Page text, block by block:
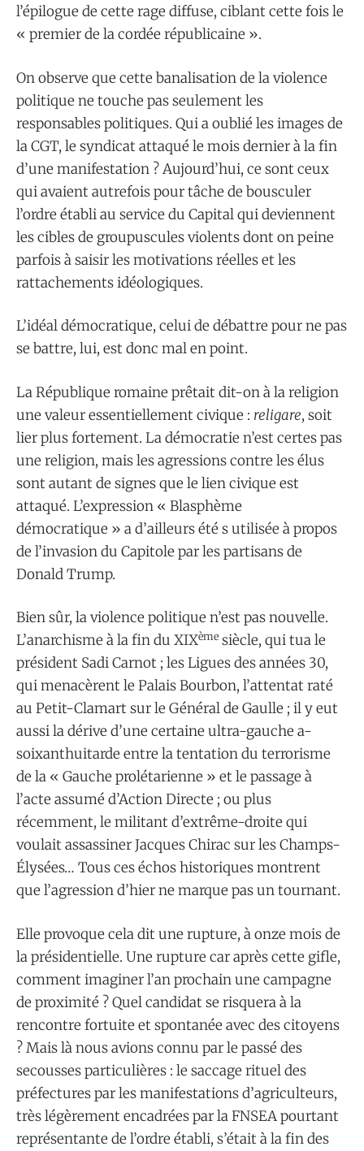
l’épilogue de cette rage diffuse, ciblant cette fois le
« premier de la cordée républicaine ».
On observe que cette banalisation de la violence
politique ne touche pas seulement les
responsables politiques. Qui a oublié les images de
la CGT, le syndicat attaqué le mois dernier à la fin
d’une manifestation ? Aujourd’hui, ce sont ceux
qui avaient autrefois pour tâche de bousculer
l’ordre établi au service du Capital qui deviennent
les cibles de groupuscules violents dont on peine
parfois à saisir les motivations réelles et les
rattachements idéologiques.
L’idéal démocratique, celui de débattre pour ne pas
se battre, lui, est donc mal en point.
La République romaine prêtait dit-on à la religion
une valeur essentiellement civique : religare, soit
lier plus fortement. La démocratie n’est certes pas
une religion, mais les agressions contre les élus
sont autant de signes que le lien civique est
attaqué. L’expression « Blasphème
démocratique » a d’ailleurs été s utilisée à propos
de l’invasion du Capitole par les partisans de
Donald Trump.
Bien sûr, la violence politique n’est pas nouvelle.
L’anarchisme à la fin du XIXème siècle, qui tua le
président Sadi Carnot ; les Ligues des années 30,
qui menacèrent le Palais Bourbon, l’attentat raté
au Petit-Clamart sur le Général de Gaulle ; il y eut
aussi la dérive d’une certaine ultra-gauche a-
soixanthuitarde entre la tentation du terrorisme
de la « Gauche prolétarienne » et le passage à
l’acte assumé d’Action Directe ; ou plus
récemment, le militant d’extrême-droite qui
voulait assassiner Jacques Chirac sur les Champs-
Élysées… Tous ces échos historiques montrent
que l’agression d’hier ne marque pas un tournant.
Elle provoque cela dit une rupture, à onze mois de
la présidentielle. Une rupture car après cette gifle,
comment imaginer l’an prochain une campagne
de proximité ? Quel candidat se risquera à la
rencontre fortuite et spontanée avec des citoyens
? Mais là nous avions connu par le passé des
secousses particulières : le saccage rituel des
préfectures par les manifestations d’agriculteurs,
très légèrement encadrées par la FNSEA pourtant
représentante de l’ordre établi, s’était à la fin des